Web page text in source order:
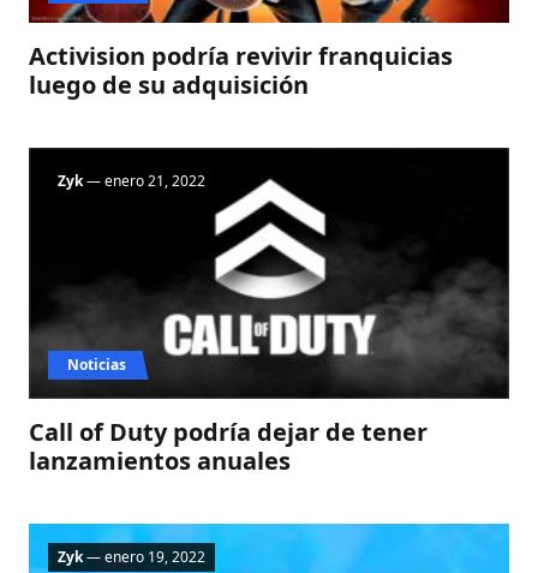
Activision podría revivir franquicias
luego de su adquisición
Call of Duty podría dejar de tener
lanzamientos anuales
Noticias
Zyk— enero 21, 2022
Zyk— enero 19, 2022